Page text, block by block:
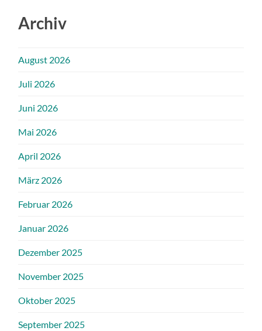
Archiv
August 2026
Juli 2026
Juni 2026
Mai 2026
April 2026
März 2026
Februar 2026
Januar 2026
Dezember 2025
November 2025
Oktober 2025
September 2025